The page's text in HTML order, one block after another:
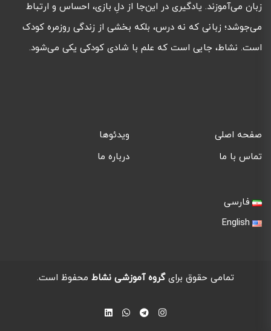
زبان می‌آموزند. یادگیری در این‌جا از دلِ بازی، احساس و ارتباط
می‌جوشد؛ زبانی که نه درس، بلکه بخشی از زندگی روزمره کودک
است. نشاط، جایی است که علم با شادی کودکی یکی می‌شود.
صفحه اصلی
ویدئوها
تماس با ما
درباره ما
فارسی
English
تمامی حقوق برایگروه آموزشی نشاط محفوظ است.